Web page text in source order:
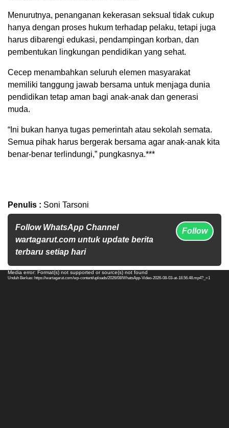
Menurutnya, penanganan kekerasan seksual tidak cukup
hanya dengan proses hukum terhadap pelaku, tetapi juga
harus dibarengi edukasi, pendampingan korban, dan
pembentukan lingkungan pendidikan yang sehat.
Cecep menambahkan seluruh elemen masyarakat
memiliki tanggung jawab bersama untuk menjaga dunia
pendidikan tetap aman bagi anak-anak dan generasi
muda.
“Ini bukan hanya tugas pemerintah atau sekolah semata.
Semua pihak harus bergerak bersama agar anak-anak kita
benar-benar terlindungi,” pungkasnya.***
Penulis : Soni Tarsoni
Follow WhatsApp Channel
wartagarut.com untuk update berita
terbaru setiap hari
Follow
Pemutar
Video
Media error: Format(s) not supported or source(s) not found
Unduh Berkas: https://wartagarut.com/wp-content/uploads/2026/08/WhatsApp-Video-2026-08-03-at-18.56.48.mp4?_=1